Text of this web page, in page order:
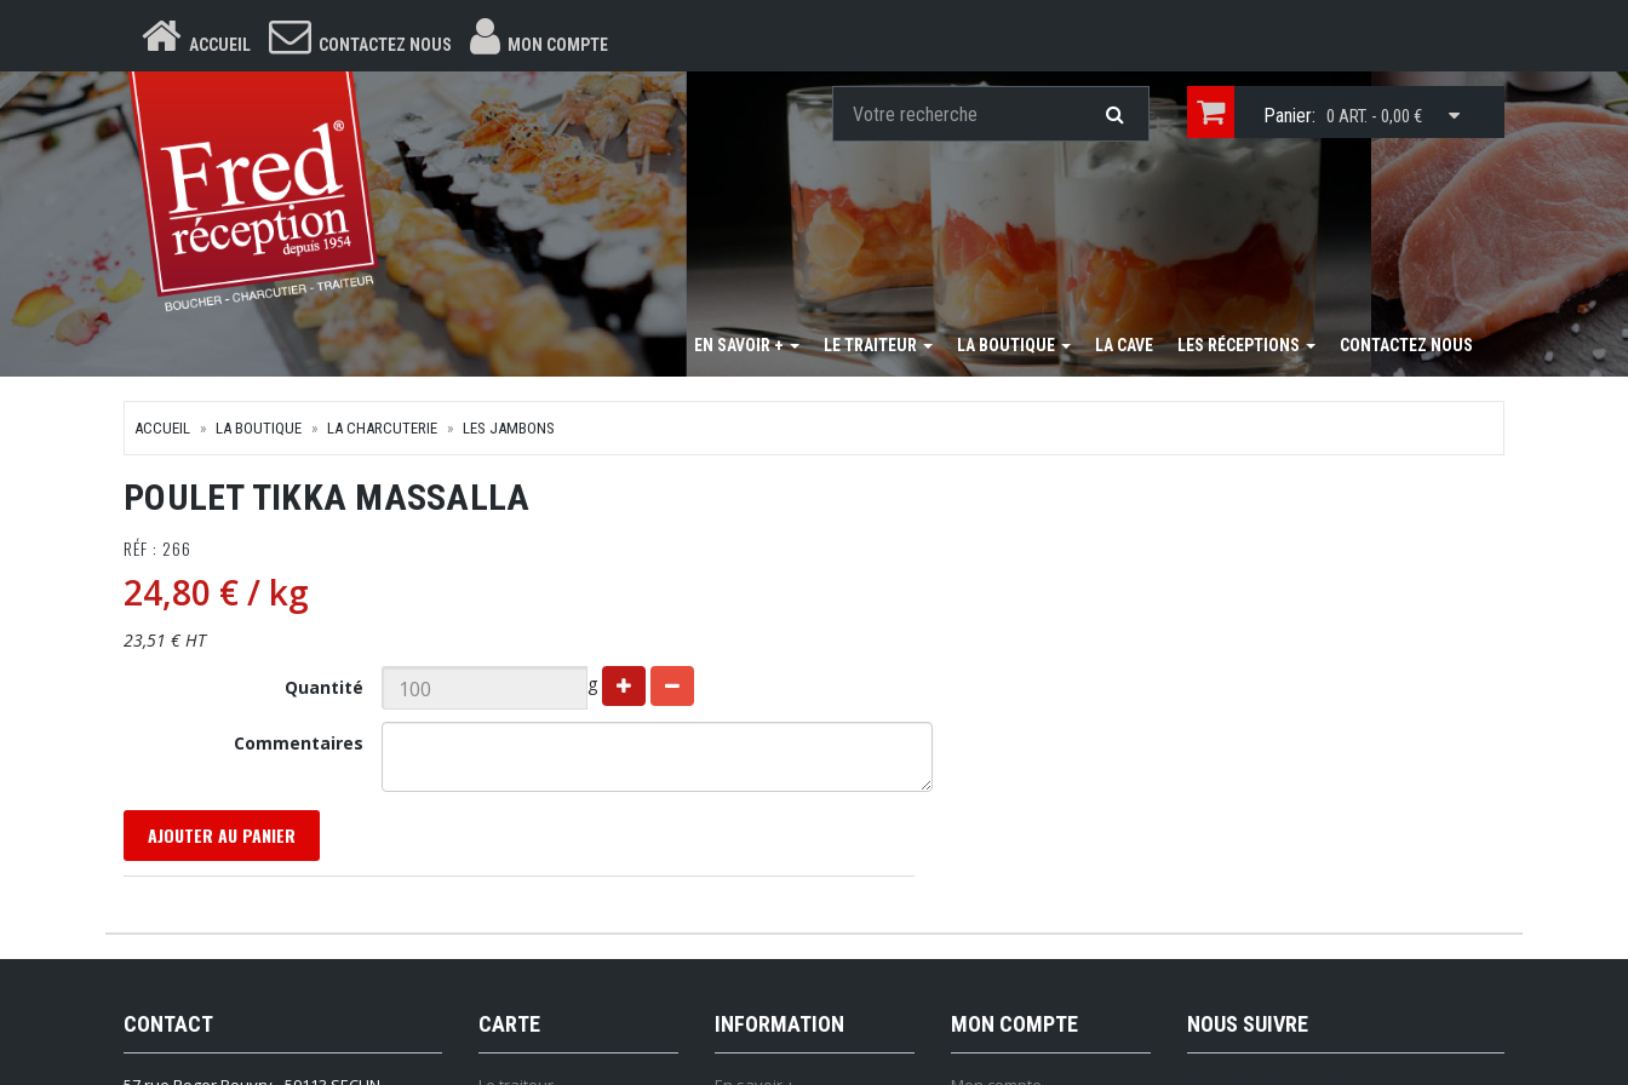
ACCUEIL CONTACTEZ NOUS MON COMPTE
Panier: 0 ART. - 0,00 €
EN SAVOIR + LE TRAITEUR LA BOUTIQUE LA CAVE LES RÉCEPTIONS CONTACTEZ NOUS
ACCUEIL LA BOUTIQUE LA CHARCUTERIE LES JAMBONS
POULET TIKKA MASSALLA
RÉF : 266
24,80 €/ kg
23,51 € HT
Quantité g
Commentaires
AJOUTER AU PANIER
CONTACT CARTE INFORMATION MON COMPTE NOUS SUIVRE